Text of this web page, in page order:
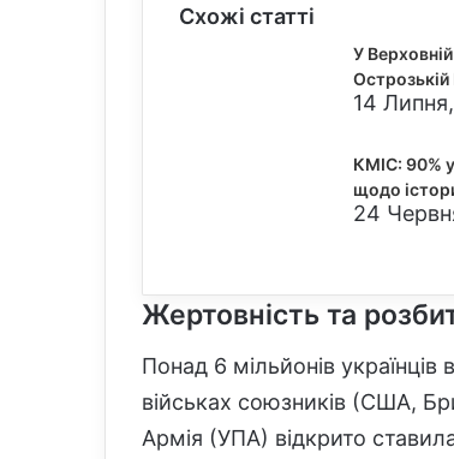
Схожі статті
У
Острозькій
14
КМІС: 90%
щодо
24
Жертовність та
Понад 6 мільйонів
військах союзників (США,
Армія (УПА) відкрито